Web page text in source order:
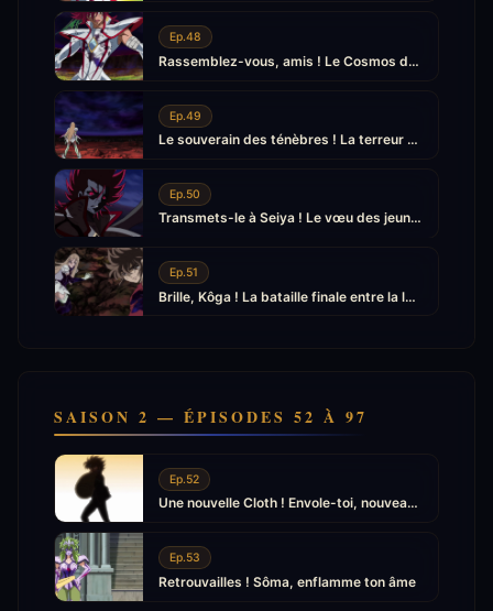
Ep.48
Rassemblez-vous, amis ! Le Cosmos débordant de Kôga
Ep.49
Le souverain des ténèbres ! La terreur d'Abzu
Ep.50
Transmets-le à Seiya ! Le vœu des jeunes Saints
Ep.51
Brille, Kôga ! La bataille finale entre la lumière et les ténèbres
SAISON 2 — ÉPISODES 52 À 97
Ep.52
Une nouvelle Cloth ! Envole-toi, nouveau Pégase
Ep.53
Retrouvailles ! Sôma, enflamme ton âme